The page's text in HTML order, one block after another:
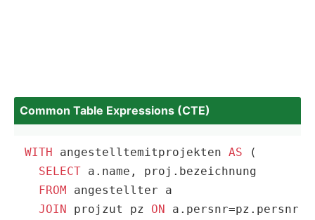
Common Table Expres­sions (CTE)
WITH angestelltemitprojekten AS (
SELECT a.name, proj.bezeichnung
FROM angestellter a
JOIN projzut pz ON a.persnr=pz.persnr